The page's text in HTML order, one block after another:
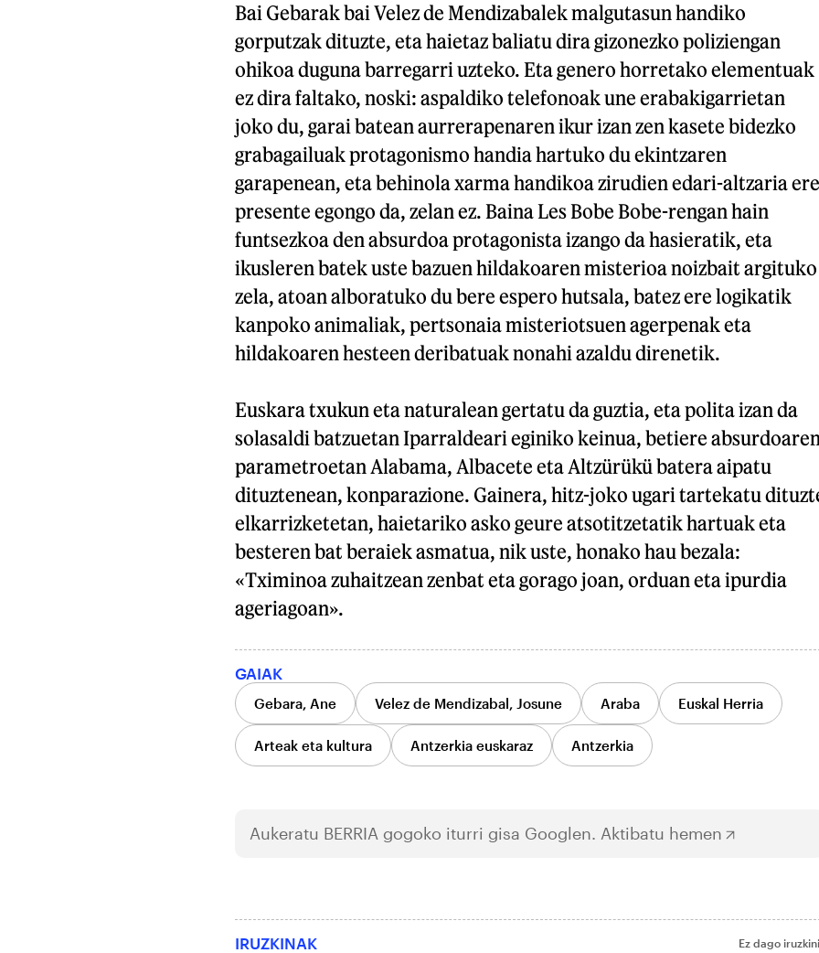
Bai Gebarak bai Velez de Mendizabalek malgutasun handiko
gorputzak dituzte, eta haietaz baliatu dira gizonezko poliziengan
ohikoa duguna barregarri uzteko. Eta genero horretako elementuak
ez dira faltako, noski: aspaldiko telefonoak une erabakigarrietan
joko du, garai batean aurrerapenaren ikur izan zen kasete bidezko
grabagailuak protagonismo handia hartuko du ekintzaren
garapenean, eta behinola xarma handikoa zirudien edari-altzaria ere
presente egongo da, zelan ez. Baina Les Bobe Bobe-rengan hain
funtsezkoa den absurdoa protagonista izango da hasieratik, eta
ikusleren batek uste bazuen hildakoaren misterioa noizbait argituko
zela, atoan alboratuko du bere espero hutsala, batez ere logikatik
kanpoko animaliak, pertsonaia misteriotsuen agerpenak eta
hildakoaren hesteen deribatuak nonahi azaldu direnetik.
Euskara txukun eta naturalean gertatu da guztia, eta polita izan da
solasaldi batzuetan Iparraldeari eginiko keinua, betiere
parametroetan Alabama, Albacete eta Altzürükü batera aipatu
dituztenean, konparazione. Gainera, hitz-joko ugari tartekatu
elkarrizketetan, haietariko asko geure atsotitzetatik hartuak eta
besteren bat beraiek asmatua, nik uste, honako hau bezala:
«Tximinoa zuhaitzean zenbat eta gorago joan, orduan eta ipurdia
ageriagoan».
GAIAK
Gebara, Ane Velez de Mendizabal, Josune Araba Euskal Herria
Arteak eta kultura Antzerkia euskaraz Antzerkia
Aukeratu BERRIA gogoko iturri gisa Googlen. Aktibatu hemen
IRUZKINAK Ez dago